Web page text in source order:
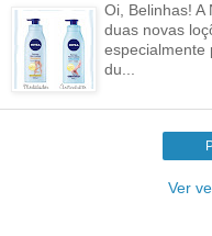
Oi, Belinhas! A
duas novas
especialmente
du...
Ver